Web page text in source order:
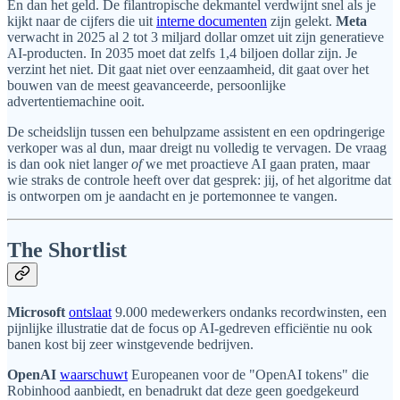
En dan het geld. De filantropische dekmantel verdwijnt snel als je
kijkt naar de cijfers die uit interne documenten zijn gelekt. Meta
verwacht in 2025 al 2 tot 3 miljard dollar omzet uit zijn generatieve
AI-producten. In 2035 moet dat zelfs 1,4 biljoen dollar zijn. Je
verzint het niet. Dit gaat niet over eenzaamheid, dit gaat over het
bouwen van de meest geavanceerde, persoonlijke
advertentiemachine ooit.
De scheidslijn tussen een behulpzame assistent en een opdringerige
verkoper was al dun, maar dreigt nu volledig te vervagen. De vraag
is dan ook niet langerofwe met proactieve AI gaan praten, maar
wie straks de controle heeft over dat gesprek: jij, of het algoritme dat
is ontworpen om je aandacht en je portemonnee te vangen.
The Shortlist
Microsoft ontslaat 9.000 medewerkers ondanks recordwinsten, een
pijnlijke illustratie dat de focus op AI-gedreven efficiëntie nu ook
banen kost bij zeer winstgevende bedrijven.
OpenAI waarschuwt Europeanen voor de "OpenAI tokens" die
Robinhood aanbiedt, en benadrukt dat deze geen goedgekeurd